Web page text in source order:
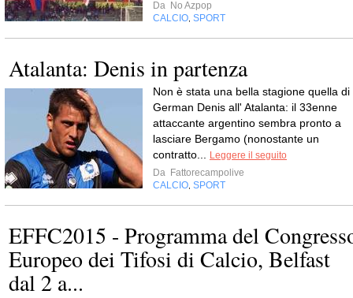
Da No Azpop
CALCIO SPORT
Atalanta: Denis in partenza
Non è stata una bella stagione quella di
German Denis all' Atalanta: il 33enne
attaccante argentino sembra pronto a
lasciare Bergamo (nonostante un
contratto...
Leggere il seguito
Da Fattorecampolive
CALCIO SPORT
EFFC2015 - Programma del
Europeo dei Tifosi di Calcio, Belfast
dal 2 a...